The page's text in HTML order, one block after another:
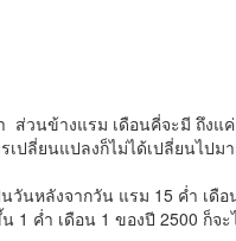
วนข้างแรม เดือนคี่จะมี ถึงแ
ปลี่ยนแปลงก็ไม่ได้เปลี่ยนไปม
นหลังจากวัน แรม 15 ค่ำ เดือ
1 ค่ำ เดือน 1 ของปี 2500 ก็จ